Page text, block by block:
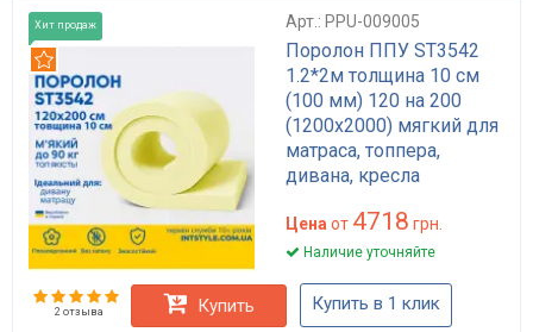
Хит продаж Арт.: PPU-009005
Поролон ППУ ST3542
1.2*2м толщина 10 см
(100 мм) 120 на 200
(1200х2000) мягкий для
матраса, топпера,
дивана, кресла
Цена от 4718 грн.
Наличие уточняйте
2 отзыва Купить Купить в 1 клик